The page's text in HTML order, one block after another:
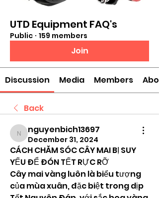
UTD Equipment FAQ's
Public · 159 members
Join
Discussion Media Members
Back
nguyenbich13697
nguyenbich13697
December 31, 2024
CÁCH CHĂM SÓC CÂY MAI BỊ SUY
YẾU ĐỂ ĐÓN TẾT RỰC RỠ
Cây mai vàng luôn là biểu tượng
của mùa xuân, đặc biệt trong dịp